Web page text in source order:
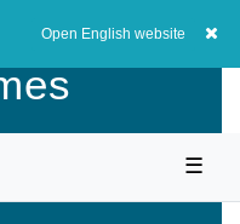
Open English website
☰